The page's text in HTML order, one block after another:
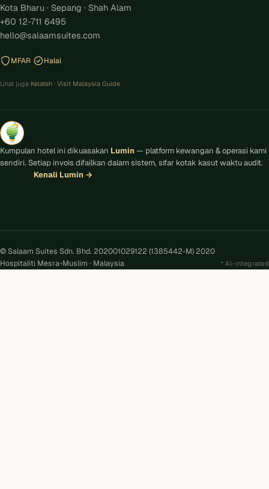
Kota Bharu · Sepang · Shah Alam
+60 12-711 6495
hello@salaamsuites.com
MFAR Halal
Lihat juga Kelateh · Visit Malaysia Guide
Kumpulan hotel ini dikuasakan Lumin — platform kewangan & operasi kami
sendiri. Setiap invois difailkan dalam sistem, sifar kotak kasut waktu audit.
Kenali Lumin →
© Salaam Suites Sdn. Bhd. 202001029122 (1385442-M) 2020
Hospitaliti Mesra-Muslim · Malaysia
AI-integrated